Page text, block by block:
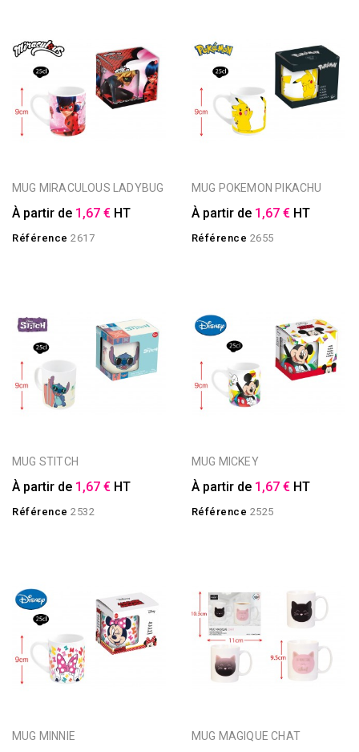
MUG MIRACULOUS LADYBUG
À partir de 1,67 € HT
Référence 2617
MUG POKEMON PIKACHU
À partir de 1,67 € HT
Référence 2655
MUG STITCH
À partir de 1,67 € HT
Référence 2532
MUG MICKEY
À partir de 1,67 € HT
Référence 2525
MUG MINNIE MUG MAGIQUE CHAT